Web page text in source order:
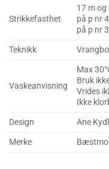
Strikkefasthet
17 m
på p nr
på p nr
Teknikk
Vaskeanvisning
Max
Bruk
Vrides
Ikke
Design
Ane
Merke